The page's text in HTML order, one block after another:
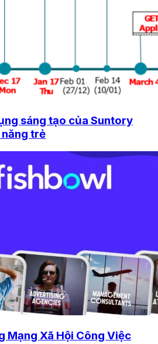
sáng tạo của Suntory
trẻ
Mạng Xã Hội Công Việc